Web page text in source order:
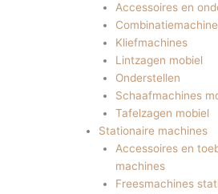
Accessoires en
Kliefmachines
Lintzagen mobiel
Onderstellen
Schaafmachines
Tafelzagen mobiel
Stationaire machines
Accessoires en
machines
Freesmachines